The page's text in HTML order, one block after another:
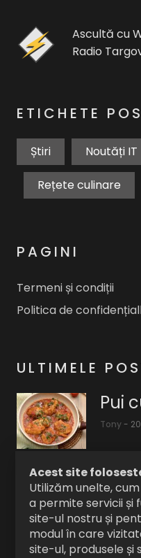
Ascultă cu
Radio
ETICHETE
Știri Noutăți IT
Rețete culinare
PAGINI
Termeni și condiții
Politica de
ULTIMELE
Pui
Tony-
rosii
la
tigaie,
reteta
simpla
Tony-
Am
Acest site
Utilizăm unelte,
a permite servicii și
site-ul nostru și
modul în care
site-ul, produsele și